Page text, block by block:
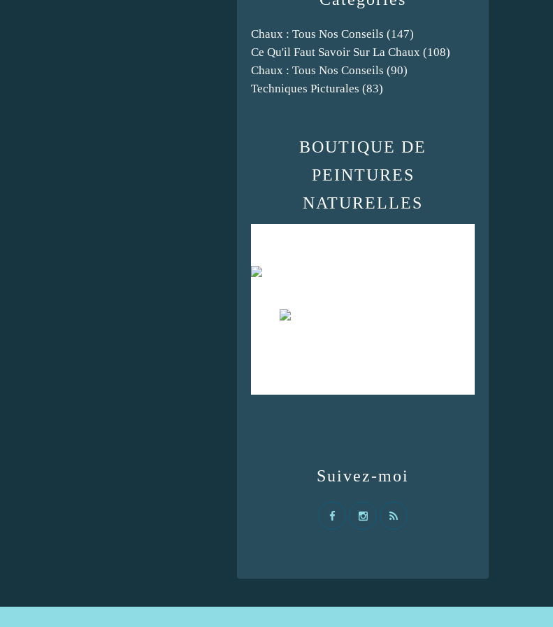
Chaux : Tous Nos Conseils (147)
Ce Qu'il Faut Savoir Sur La Chaux (108)
Chaux : Tous Nos Conseils (90)
Techniques Picturales (83)
Suivez-moi
BOUTIQUE DE
PEINTURES
NATURELLES